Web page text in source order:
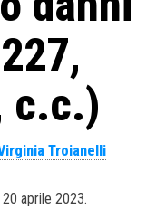
c.c.)
Troianelli
aprile 2023.